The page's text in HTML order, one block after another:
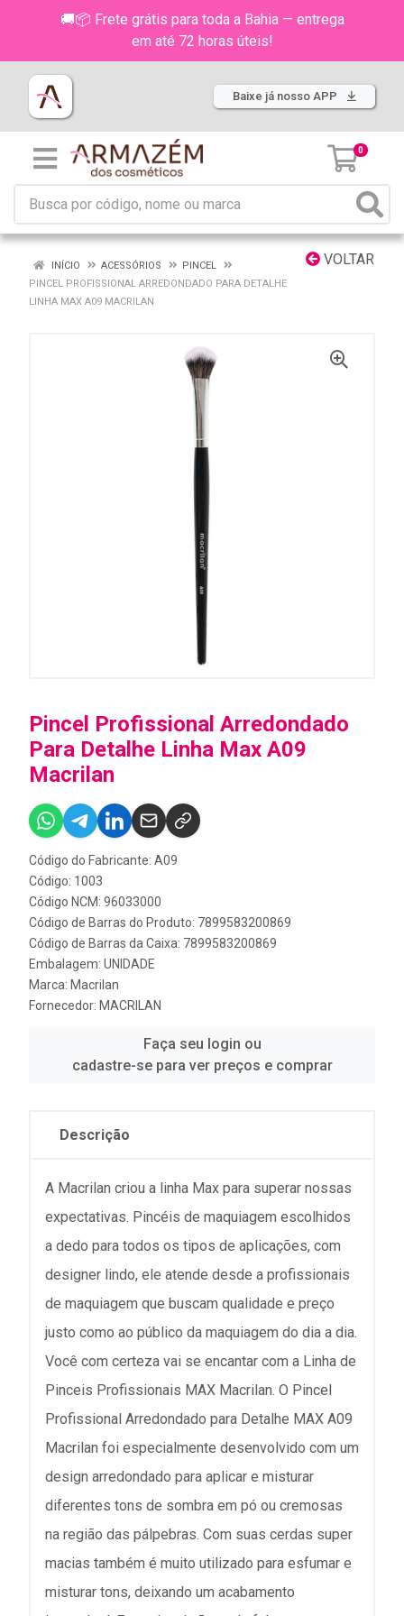
🚚📦 Frete grátis para toda a Bahia — entrega
em até 72 horas úteis!
Baixe já nosso APP
0
VOLTAR
INÍCIO ACESSÓRIOS
PINCEL
PINCEL PROFISSIONAL ARREDONDADO PARA DETALHE
LINHA MAX A09 MACRILAN
Pincel Profissional Arredondado
Para Detalhe Linha Max A09
Macrilan
Código do Fabricante: A09
Código: 1003
Código NCM: 96033000
Código de Barras do Produto: 7899583200869
Código de Barras da Caixa: 7899583200869
Embalagem: UNIDADE
Marca: Macrilan
Fornecedor: MACRILAN
Faça seu login ou
cadastre-se para ver preços e comprar
Descrição
A Macrilan criou a linha Max para superar nossas
expectativas. Pincéis de maquiagem escolhidos
a dedo para todos os tipos de aplicações, com
designer lindo, ele atende desde a profissionais
de maquiagem que buscam qualidade e preço
justo como ao público da maquiagem do dia a dia.
Você com certeza vai se encantar com a Linha de
Pinceis Profissionais MAX Macrilan. O Pincel
Profissional Arredondado para Detalhe MAX A09
Macrilan foi especialmente desenvolvido com um
design arredondado para aplicar e misturar
diferentes tons de sombra em pó ou cremosas
na região das pálpebras. Com suas cerdas super
macias também é muito utilizado para esfumar e
misturar tons, deixando um acabamento